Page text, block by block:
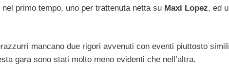
nel primo tempo, uno per trattenuta netta su Maxi Lopez, ed
mancano due rigori avvenuti con eventi piuttosto
gara sono stati molto meno evidenti che nell’altra.